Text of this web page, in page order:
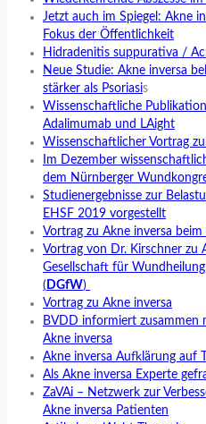
Jetzt auch im Spiegel: Akne
Fokus der Öffentlichkeit
Hidradenitis suppurativa /
Neue Studie: Akne inversa
stärker als Psoriasis
Wissenschaftliche
Adalimumab und LAight
Wissenschaftlicher Vortrag
Im Dezember
dem Nürnberger
Studienergebnisse zur
EHSF 2019 vorgestellt
Vortrag zu Akne inversa
Vortrag von Dr. Kirschner zu
Gesellschaft für
( DGfW)
Vortrag zu Akne inversa
BVDD informiert zusammen
Akne inversa
Akne inversa Aufklärung auf
Als Akne inversa Experte
ZaVAi – Netzwerk zur
Akne inversa Patienten